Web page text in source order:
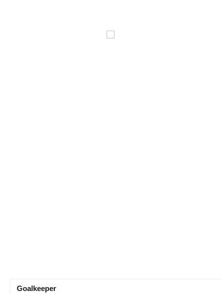
Goalkeeper